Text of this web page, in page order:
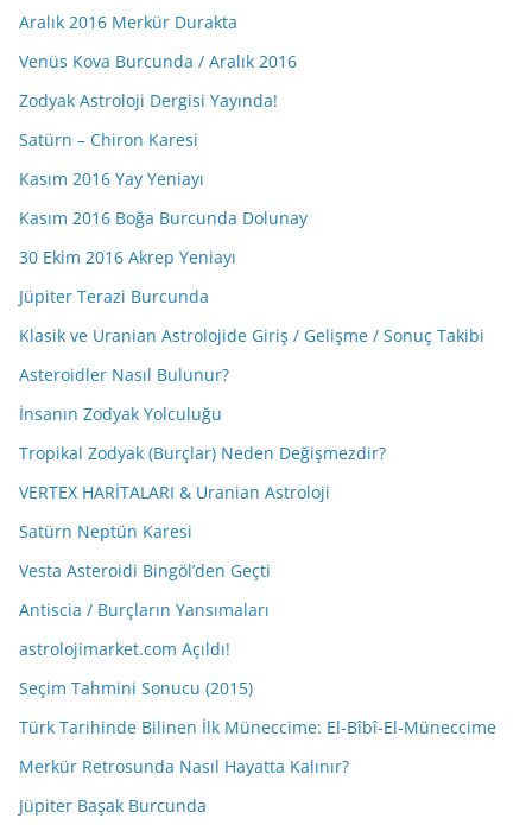
Aralık 2016 Merkür Durakta
Venüs Kova Burcunda / Aralık 2016
Zodyak Astroloji Dergisi Yayında!
Satürn – Chiron Karesi
Kasım 2016 Yay Yeniayı
Kasım 2016 Boğa Burcunda Dolunay
30 Ekim 2016 Akrep Yeniayı
Jüpiter Terazi Burcunda
Klasik ve Uranian Astrolojide Giriş / Gelişme / Sonuç Takibi
Asteroidler Nasıl Bulunur?
İnsanın Zodyak Yolculuğu
Tropikal Zodyak (Burçlar) Neden Değişmezdir?
VERTEX HARİTALARI & Uranian Astroloji
Satürn Neptün Karesi
Vesta Asteroidi Bingöl’den Geçti
Antiscia / Burçların Yansımaları
astrolojimarket.com Açıldı!
Seçim Tahmini Sonucu (2015)
Türk Tarihinde Bilinen İlk Müneccime: El-Bîbî-El-Müneccime
Merkür Retrosunda Nasıl Hayatta Kalınır?
Jüpiter Başak Burcunda